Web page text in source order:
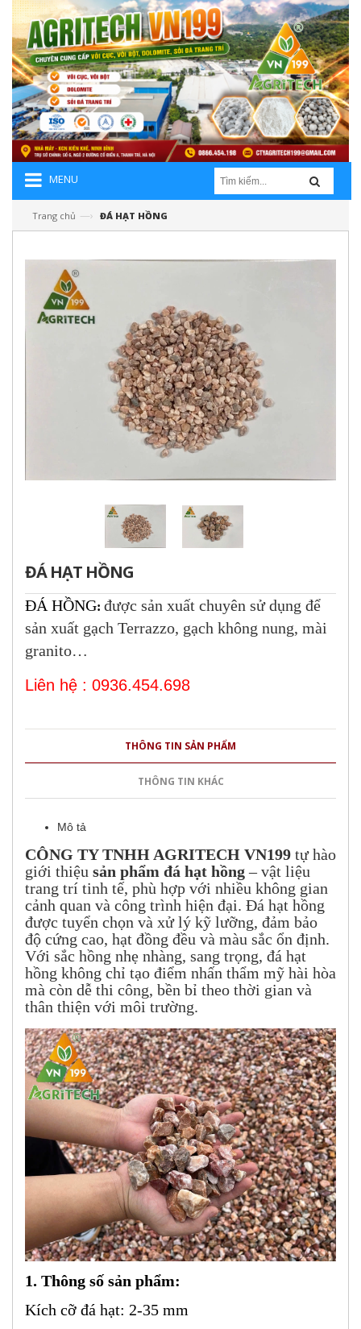
MENU
Trang chủ —› ĐÁ HẠT HỒNG
ĐÁ HẠT HỒNG
ĐÁ HỒNG: được sản xuất chuyên sử dụng để
sản xuất gạch Terrazzo, gạch không nung, mài
granito…
Liên hệ : 0936.454.698
THÔNG TIN SẢN PHẨM
THÔNG TIN KHÁC
Mô tả
CÔNG TY TNHH AGRITECH VN199 tự hào
giới thiệu sản phẩm đá hạt hồng– vật liệu
trang trí tinh tế, phù hợp với nhiều không gian
cảnh quan và công trình hiện đại. Đá hạt hồng
được tuyển chọn và xử lý kỹ lưỡng, đảm bảo
độ cứng cao, hạt đồng đều và màu sắc ổn định.
Với sắc hồng nhẹ nhàng, sang trọng, đá hạt
hồng không chỉ tạo điểm nhấn thẩm mỹ hài hòa
mà còn dễ thi công, bền bỉ theo thời gian và
thân thiện với môi trường.
1. Thông số sản phẩm:
Kích cỡ đá hạt: 2-35 mm